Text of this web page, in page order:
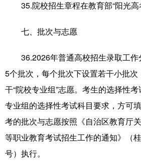
35.院校招生章程在教育部“阳光高
七、批次与志愿
36.2026年普通高校招生录取工作
5个批次，每个批次下设置若干小批
干“院校专业组”志愿。考生的选择性
专业组的选择性考试科目要求，方可
考的批次与志愿按照《自治区教育厅
等职业教育考试招生工作的通知》（
号）执行。